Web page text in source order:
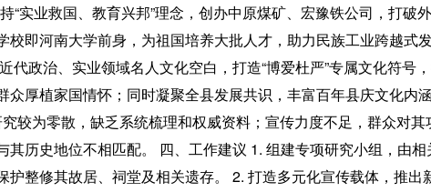
“实业救国、教育兴邦”理念，创办中原煤矿、宏豫铁公司，打破
即河南大学前身，为祖国培养大批人才，助力民族工业跨越式
代政治、实业领域名人文化空白，打造“博爱杜严”专属文化符号
厚植家国情怀；同时凝聚全县发展共识，丰富百年县庆文化内
较为零散，缺乏系统梳理和权威资料；宣传力度不足，群众对
历史地位不相匹配。 四、工作建议 1. 组建专项研究小组，由相
整修其故居、祠堂及相关遗存。 2. 打造多元化宣传载体，推